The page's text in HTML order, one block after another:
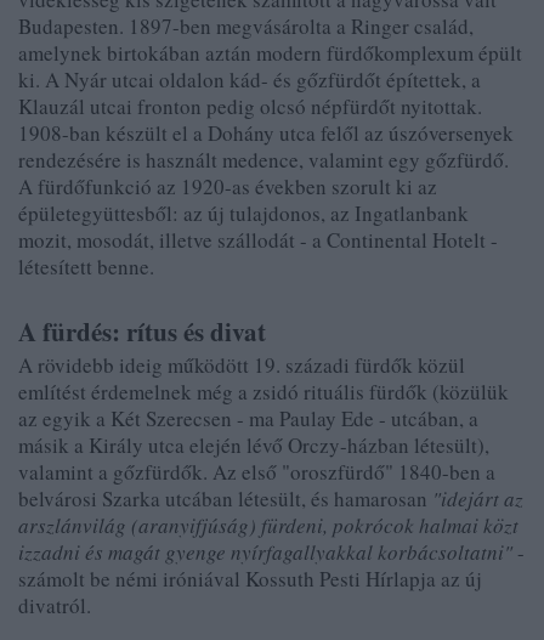
Budapesten. 1897-ben megvásárolta a Ringer család,
amelynek birtokában aztán modern fürdőkomplexum épült
ki. A Nyár utcai oldalon kád- és gőzfürdőt építettek, a
Klauzál utcai fronton pedig olcsó népfürdőt nyitottak.
1908-ban készült el a Dohány utca felől az úszóversenyek
rendezésére is használt medence, valamint egy gőzfürdő.
A fürdőfunkció az 1920-as években szorult ki az
épületegyüttesből: az új tulajdonos, az Ingatlanbank
mozit, mosodát, illetve szállodát - a Continental Hotelt -
létesített benne.
A fürdés: rítus és divat
A rövidebb ideig működött 19. századi fürdők közül
említést érdemelnek még a zsidó rituális fürdők (közülük
az egyik a Két Szerecsen - ma Paulay Ede - utcában, a
másik a Király utca elején lévő Orczy-házban létesült),
valamint a gőzfürdők. Az első "oroszfürdő" 1840-ben a
belvárosi Szarka utcában létesült, és hamarosan "idejárt az
arszlánvilág (aranyifjúság) fürdeni, pokrócok halmai közt
izzadni és magát gyenge nyírfagallyakkal korbácsoltatni" -
számolt be némi iróniával Kossuth Pesti Hírlapja az új
divatról.